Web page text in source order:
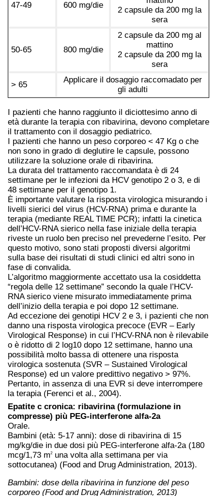
47-49 600 mg/die
2 capsule da 200 mg la
sera
50-65 800 mg/die
2 capsule da 200 mg al
mattino
2 capsule da 200 mg la
sera
> 65
Applicare il dosaggio raccomadato per
gli adulti
I pazienti che hanno raggiunto il diciottesimo anno di
età durante la terapia con ribavirina, devono completare
il trattamento con il dosaggio pediatrico.
I pazienti che hanno un peso corporeo < 47 Kg o che
non sono in grado di deglutire le capsule, possono
utilizzare la soluzione orale di ribavirina.
La durata del trattamento raccomandata è di 24
settimane per le infezioni da HCV genotipo 2 o 3, e di
48 settimane per il genotipo 1.
È importante valutare la risposta virologica misurando i
livelli sierici del virus (HCV-RNA) prima e durante la
terapia (mediante REAL TIME PCR); infatti la cinetica
dell’HCV-RNA sierico nella fase iniziale della terapia
riveste un ruolo ben preciso nel prevederne l’esito. Per
questo motivo, sono stati proposti diversi algoritmi
sulla base dei risultati di studi clinici ed altri sono in
fase di convalida.
L’algoritmo maggiormente accettato usa la cosiddetta
“regola delle 12 settimane” secondo la quale l’HCV-
RNA sierico viene misurato immediatamente prima
dell’inizio della terapia e poi dopo 12 settimane.
Ad eccezione dei genotipi HCV 2 e 3, i pazienti che non
danno una risposta virologica precoce (EVR – Early
Virological Response) in cui l’HCV-RNA non è rilevabile
o è ridotto di 2 log10 dopo 12 settimane, hanno una
possibilità molto bassa di ottenere una risposta
virologica sostenuta (SVR – Sustained Virological
Response) ed un valore predittivo negativo > 97%.
Pertanto, in assenza di una EVR si deve interrompere
la terapia (Ferenci et al., 2004).
Epatite c cronica: ribavirina (formulazione in
compresse) più PEG-interferone alfa-2a
Orale.
Bambini (età: 5-17 anni): dose di ribavirina di 15
mg/kg/die in due dosi più PEG-interferone alfa-2a (180
mcg/1,73 m2
una volta alla settimana per via
sottocutanea) (Food and Drug Administration, 2013).
Bambini: dose della ribavirina in funzione del peso
corporeo (Food and Drug Administration, 2013)